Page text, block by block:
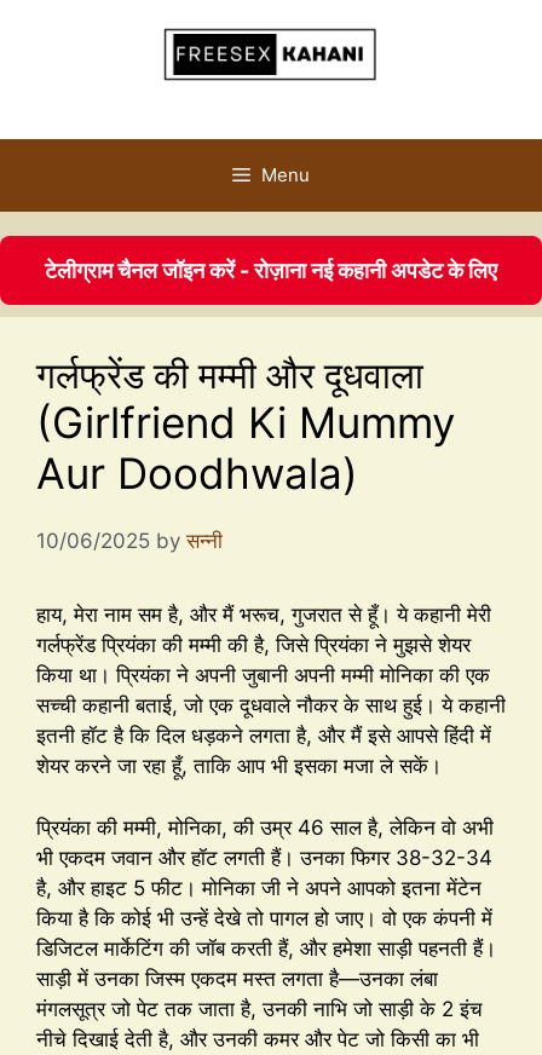
Menu
टेलीग्राम चैनल जॉइन करें - रोज़ाना नई कहानी अपडेट के लिए
गर्लफ्रेंड की मम्मी और दूधवाला
(Girlfriend Ki Mummy
Aur Doodhwala)
10/06/2025 byसन्नी
हाय, मेरा नाम सम है, और मैं भरूच, गुजरात से हूँ। ये कहानी मेरी
गर्लफ्रेंड प्रियंका की मम्मी की है, जिसे प्रियंका ने मुझसे शेयर
किया था। प्रियंका ने अपनी जुबानी अपनी मम्मी मोनिका की एक
सच्ची कहानी बताई, जो एक दूधवाले नौकर के साथ हुई। ये कहानी
इतनी हॉट है कि दिल धड़कने लगता है, और मैं इसे आपसे हिंदी में
शेयर करने जा रहा हूँ, ताकि आप भी इसका मजा ले सकें।
प्रियंका की मम्मी, मोनिका, की उम्र 46 साल है, लेकिन वो अभी
भी एकदम जवान और हॉट लगती हैं। उनका फिगर 38-32-34
है, और हाइट 5 फीट। मोनिका जी ने अपने आपको इतना मेंटेन
किया है कि कोई भी उन्हें देखे तो पागल हो जाए। वो एक कंपनी में
डिजिटल मार्केटिंग की जॉब करती हैं, और हमेशा साड़ी पहनती हैं।
साड़ी में उनका जिस्म एकदम मस्त लगता है—उनका लंबा
मंगलसूत्र जो पेट तक जाता है, उनकी नाभि जो साड़ी के 2 इंच
नीचे दिखाई देती है, और उनकी कमर और पेट जो किसी का भी